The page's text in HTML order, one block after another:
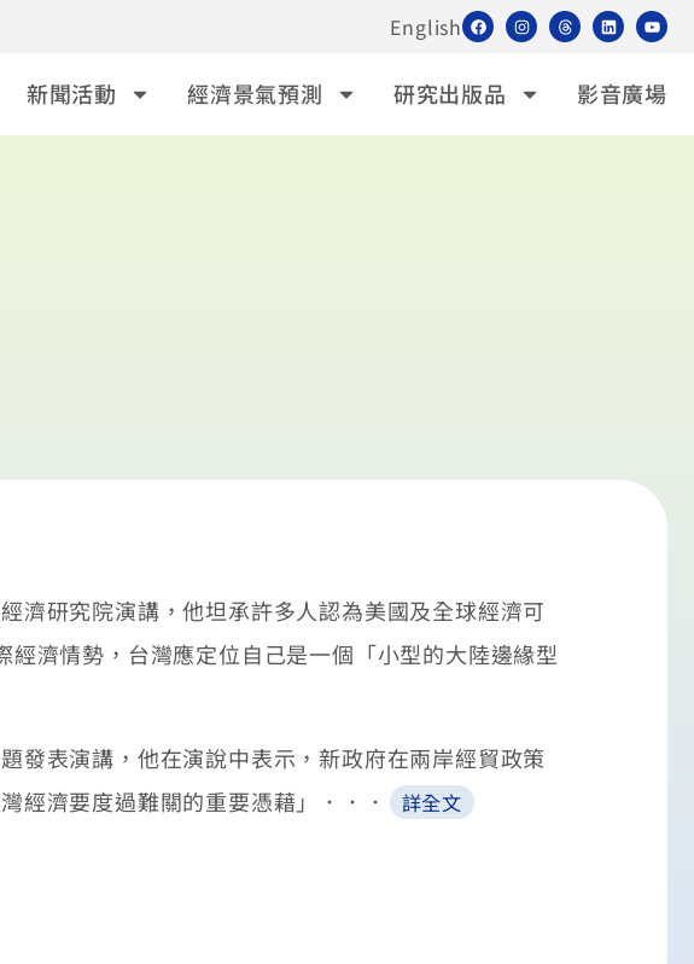
English
新聞活動 經濟景氣預測 研究出版品 影音廣場
濟研究院演講，他坦承許多人認為美國及全球經濟可
濟情勢，台灣應定位自己是一個「小型的大陸邊緣型
發表演講，他在演說中表示，新政府在兩岸經貿政策
經濟要度過難關的重要憑藉」．．．
詳全文